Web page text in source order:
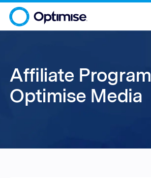
Affiliate Program |
Optimise Media